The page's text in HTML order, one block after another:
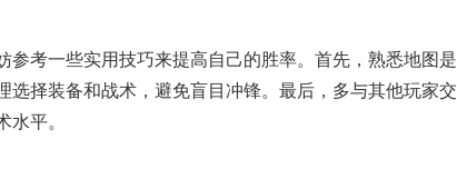
考一些实用技巧来提高自己的胜率。首先，熟悉地图是
择装备和战术，避免盲目冲锋。最后，多与其他玩家交
平。